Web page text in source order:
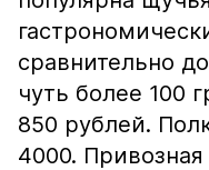
сравнительно
чуть более 100
850 рублей.
4000.